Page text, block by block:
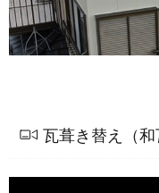
瓦葺き替え（